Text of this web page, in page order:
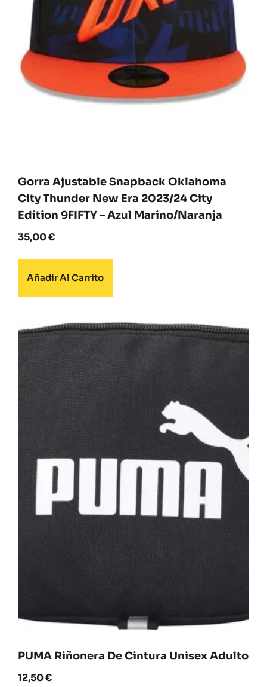
Gorra Ajustable Snapback Oklahoma
City Thunder New Era 2023/24 City
Edition 9FIFTY – Azul Marino/Naranja
35,00€
Añadir Al Carrito
PUMA Riñonera De Cintura Unisex Adulto
12,50€